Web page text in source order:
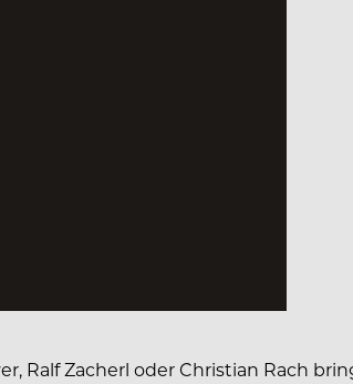
Ralf Zacherl oder Christian Rach